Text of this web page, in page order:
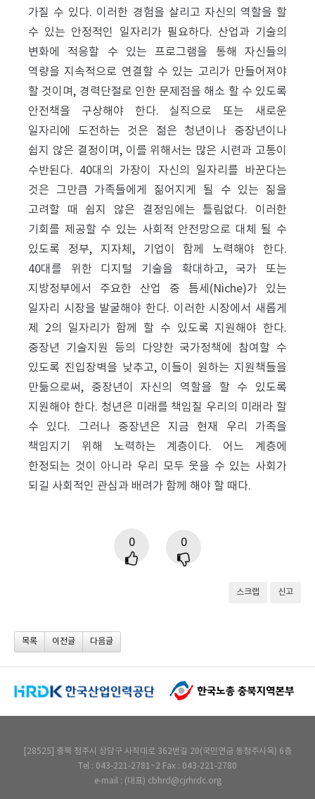
가질 수 있다. 이러한 경험을 살리고 자신의 역할을 할
수 있는 안정적인 일자리가 필요하다. 산업과 기술의
변화에 적응할 수 있는 프로그램을 통해 자신들의
역량을 지속적으로 연결할 수 있는 고리가 만들어져야
할 것이며, 경력단절로 인한 문제점을 해소 할 수 있도록
안전책을 구상해야 한다. 실직으로 또는 새로운
일자리에 도전하는 것은 젊은 청년이나 중장년이나
쉽지 않은 결정이며, 이를 위해서는 많은 시련과 고통이
수반된다. 40대의 가장이 자신의 일자리를 바꾼다는
것은 그만큼 가족들에게 짊어지게 될 수 있는 짊을
고려할 때 쉽지 않은 결정임에는 틀림없다. 이러한
기회를 제공할 수 있는 사회적 안전망으로 대체 될 수
있도록 정부, 지자체, 기업이 함께 노력해야 한다.
40대를 위한 디지털 기술을 확대하고, 국가 또는
지방정부에서 주요한 산업 중 틈세(Niche)가 있는
일자리 시장을 발굴해야 한다. 이러한 시장에서 새롭게
제 2의 일자리가 함께 할 수 있도록 지원해야 한다.
중장년 기술지원 등의 다양한 국가정책에 참여할 수
있도록 진입장벽을 낮추고, 이들이 원하는 지원책들을
만듦으로써, 중장년이 자신의 역할을 할 수 있도록
지원해야 한다. 청년은 미래를 책임질 우리의 미래라 할
수 있다. 그러나 중장년은 지금 현재 우리 가족을
책임지기 위해 노력하는 계층이다. 어느 계층에
한정되는 것이 아니라 우리 모두 웃을 수 있는 사회가
되길 사회적인 관심과 배려가 함께 해야 할 때다.
0 0
스크랩 신고
목록 이전글 다음글
[28525] 충북 청주시 상당구 사직대로 362번길 20(국민연금 동청주사옥) 6층
Tel : 043-221-2781~2 Fax : 043-221-2780
e-mail : (대표) cbhrd@cjrhrdc.org